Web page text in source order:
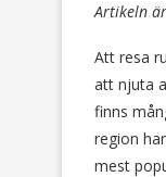
Artikeln
Att resa
att njuta
finns
region
mest